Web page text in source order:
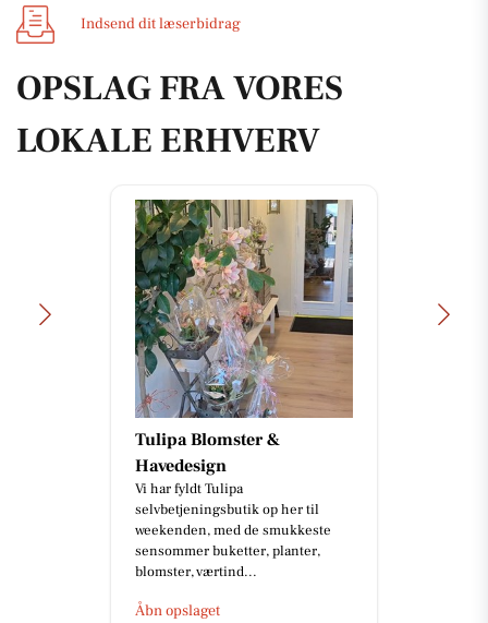
Indsend dit læserbidrag
OPSLAG FRA VORES
LOKALE ERHVERV
Tulipa Blomster &
Havedesign
Vi har fyldt Tulipa
selvbetjeningsbutik op her til
weekenden, med de smukkeste
sensommer buketter, planter,
blomster, værtind...
Åbn opslaget